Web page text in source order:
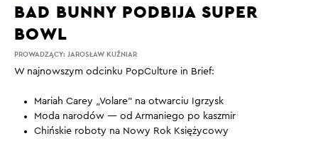
PROWADZĄCY: JAROSŁAW KUŹNIAR
BAD BUNNY PODBIJA SUPER
BOWL
W najnowszym odcinku PopCulture in Brief:
Mariah Carey „Volare” na otwarciu Igrzysk
Moda narodów — od Armaniego po kaszmir
Chińskie roboty na Nowy Rok Księżycowy